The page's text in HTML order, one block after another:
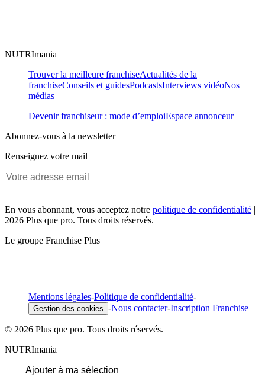
NUTRImania
Trouver la meilleure franchiseActualités de la
franchiseConseils et guidesPodcastsInterviews vidéoNos
médias
Devenir franchiseur : mode d’emploiEspace annonceur
Abonnez-vous à la newsletter
Renseignez votre mail
En vous abonnant, vous acceptez notre politique de confidentialité |
2026 Plus que pro. Tous droits réservés.
Le groupe Franchise Plus
Mentions légales-Politique de confidentialité-
Gestion des cookies -Nous contacter-Inscription Franchise
© 2026 Plus que pro. Tous droits réservés.
NUTRImania
Ajouter à ma sélection